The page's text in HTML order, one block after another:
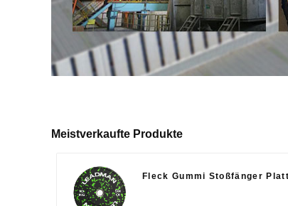
Meistverkaufte Produkte
Fleck Gummi Stoßfänger